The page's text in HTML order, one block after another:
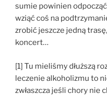
sumie powinien
wziąć coś na
zrobić jeszcze jedną
koncert…
[1] Tu mieliśmy dłuższą
leczenie alkoholizmu to
zwłaszcza jeśli chory nie